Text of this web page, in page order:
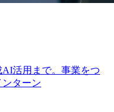
活用まで。事業をつ
ンターン